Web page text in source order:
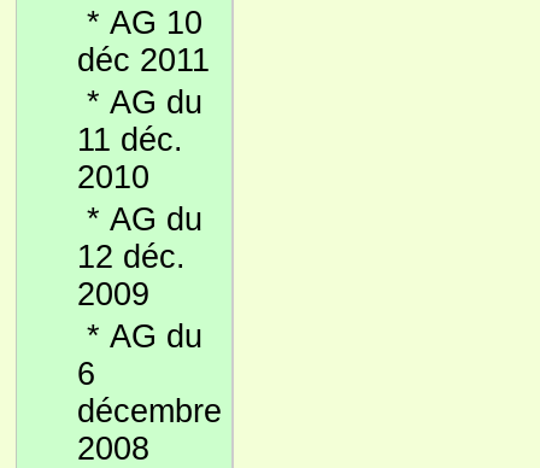
* AG 10
déc 2011
* AG du
11 déc.
2010
* AG du
12 déc.
2009
* AG du
6
décembre
2008